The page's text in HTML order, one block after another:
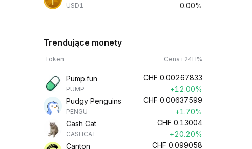
USD1
0.00%
Trendujące monety
Token Cena i 24H%
Pump.fun
PUMP
CHF 0.00267833
+12.00%
Pudgy Penguins
PENGU
CHF 0.00637599
+1.70%
Cash Cat
CASHCAT
CHF 0.13004
+20.20%
Canton
CHF 0.099058